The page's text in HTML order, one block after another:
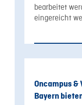
bearbeitet
eingereicht
Oncampus
Bayern